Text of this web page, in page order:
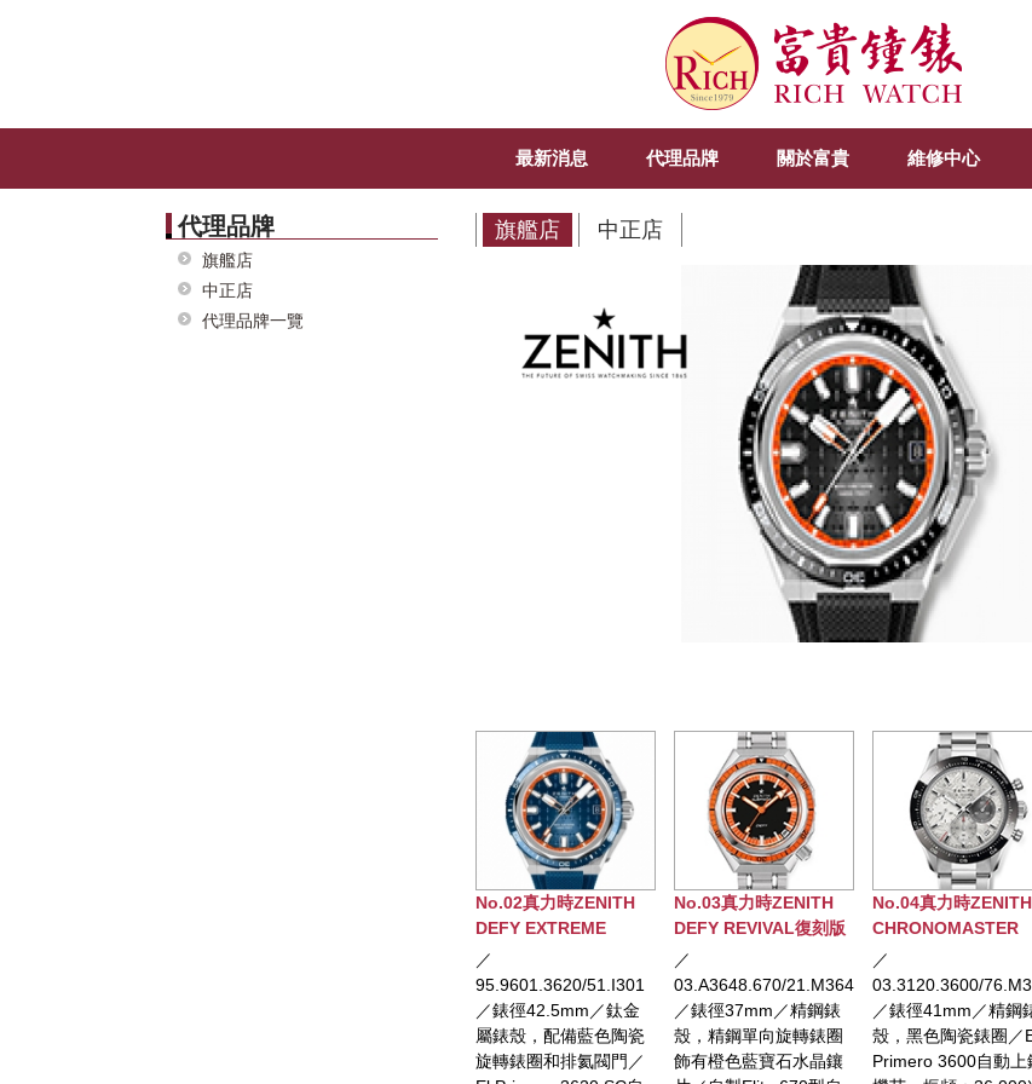
最新消息 代理品牌 關於富貴 維修中心
代理品牌
旗艦店
中正店
代理品牌一覽
旗艦店 中正店
No.02真力時ZENITH
DEFY EXTREME
DIVER腕錶
95.9601.3620/51.I301
／錶徑42.5mm／鈦金
屬錶殼，配備藍色陶瓷
旋轉錶圈和排氦閥門／
No.03真力時ZENITH
DEFY REVIVAL復刻版
03.A3648.670/21.M3648
／錶徑37mm／精鋼錶
殼，精鋼單向旋轉錶圈
飾有橙色藍寶石水晶鑲
No.04真力時ZENITH
CHRONOMASTER
SPORT計時大師隕石款
運動計時腕錶
03.3120.3600/76.M3100
／錶徑41mm／精鋼錶
殼，黑色陶瓷錶圈／El
Primero 3600自動上鏈